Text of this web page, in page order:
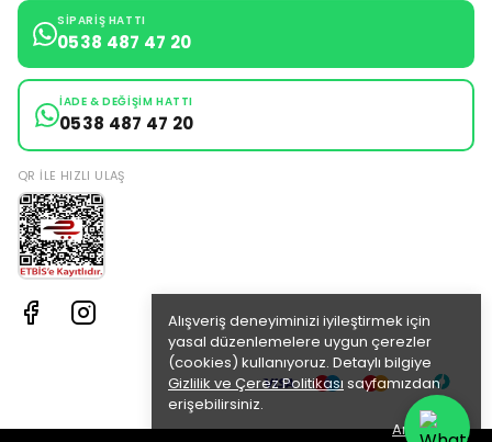
Alışveriş deneyiminizi iyileştirmek için
yasal düzenlemelere uygun çerezler
(cookies) kullanıyoruz. Detaylı bilgiye
Gizlilik ve Çerez Politikası sayfamızdan
erişebilirsiniz.
Anladım
SIPARIŞ HATTI
0538 487 47 20
İADE & DEĞIŞIM HATTI
0538 487 47 20
QR ILE HIZLI ULAŞ